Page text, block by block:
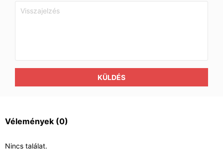
KÜLDÉS
Vélemények (0)
Nincs találat.